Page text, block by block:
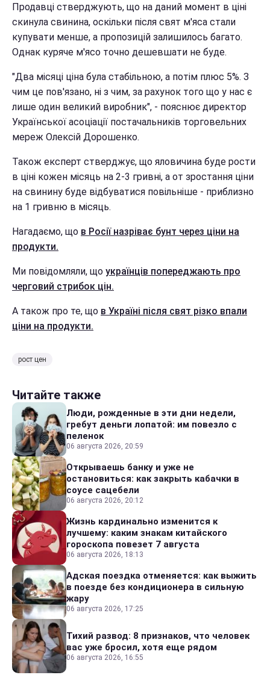
Продавці стверджують, що на даний момент в ціні
скинула свинина, оскільки після свят м'яса стали
купувати менше, а пропозицій залишилось багато.
Однак куряче м'ясо точно дешевшати не буде.
"Два місяці ціна була стабільною, а потім плюс 5%. З
чим це пов'язано, ні з чим, за рахунок того що у нас є
лише один великий виробник", - пояснює директор
Української асоціації постачальників торговельних
мереж Олексій Дорошенко.
Також експерт стверджує, що яловичина буде рости
в ціні кожен місяць на 2-3 гривні, а от зростання ціни
на свинину буде відбуватися повільніше - приблизно
на 1 гривню в місяць.
Нагадаємо, що в Росії назріває бунт через ціни на
продукти.
Ми повідомляли, що українців попереджають про
черговий стрибок цін.
А також про те, що в Україні після свят різко впали
ціни на продукти.
рост цен
Читайте также
Люди, рожденные в эти дни недели,
гребут деньги лопатой: им повезло с
пеленок
06 августа 2026, 20:59
Открываешь банку и уже не
остановиться: как закрыть кабачки в
соусе сацебели
06 августа 2026, 20:12
Жизнь кардинально изменится к
лучшему: каким знакам китайского
гороскопа повезет 7 августа
06 августа 2026, 18:13
Адская поездка отменяется: как выжить
в поезде без кондиционера в сильную
жару
06 августа 2026, 17:25
Тихий развод: 8 признаков, что человек
вас уже бросил, хотя еще рядом
06 августа 2026, 16:55